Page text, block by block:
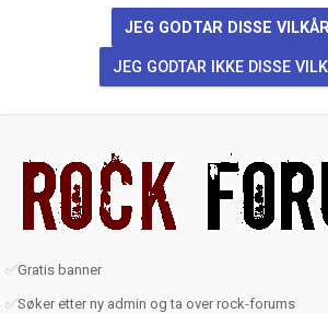
✅Gratis banner
✅Søker etter ny admin og ta over rock-forums